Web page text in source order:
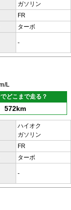
ガソリン
FR
ターボ
-
L
どこまで走る？
572km
ハイオク
ガソリン
FR
ターボ
-